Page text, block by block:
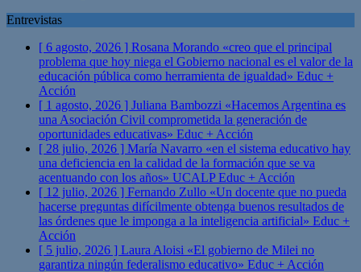
Entrevistas
[ 6 agosto, 2026 ] Rosana Morando «creo que el principal
problema que hoy niega el Gobierno nacional es el valor de la
educación pública como herramienta de igualdad» Educ +
Acción
[ 1 agosto, 2026 ] Juliana Bambozzi «Hacemos Argentina es
una Asociación Civil comprometida la generación de
oportunidades educativas» Educ + Acción
[ 28 julio, 2026 ] María Navarro «en el sistema educativo hay
una deficiencia en la calidad de la formación que se va
acentuando con los años» UCALPEduc + Acción
[ 12 julio, 2026 ] Fernando Zullo «Un docente que no pueda
hacerse preguntas difícilmente obtenga buenos resultados de
las órdenes que le imponga a la inteligencia artificial» Educ +
Acción
[ 5 julio, 2026 ] Laura Aloisi «El gobierno de Milei no
garantiza ningún federalismo educativo» Educ + Acción